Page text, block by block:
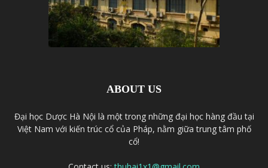
ABOUT US
Đại học Dược Hà Nội là một trong những đại học hàng đầu tại
Việt Nam với kiến trúc cổ của Pháp, nằm giữa trung tâm phố
cổ!